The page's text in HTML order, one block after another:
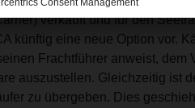
verkauft und für den
künftig eine neue Option vor.
Frachtführer anweist, dem
auszustellen. Gleichzeitig ist
zu übergeben. Dies